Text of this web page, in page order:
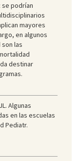
: se podrían
mayores
en algunos
las
destinar
Algunas
en las escuelas
Pediatr.